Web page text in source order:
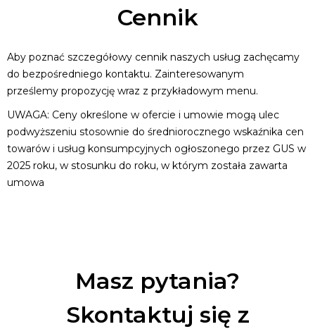
oraz galerię można znaleźć na stronie www, a szczegóły
naszej oferty pod nr 607-913-692.
Cennik
Aby poznać szczegółowy cennik naszych usług zachęcamy
do bezpośredniego kontaktu. Zainteresowanym
prześlemy propozycję wraz z przykładowym menu.
UWAGA: Ceny określone w ofercie i umowie mogą ulec
podwyższeniu stosownie do średniorocznego wskaźnika cen
towarów i usług konsumpcyjnych ogłoszonego przez GUS w
2025 roku, w stosunku do roku, w którym została zawarta
umowa
Masz pytania?
Skontaktuj się z